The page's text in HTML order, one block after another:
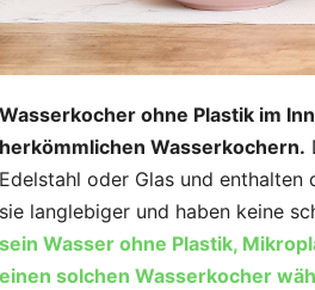
Wasserkocher ohne Plastik im
herkömmlichen Wasserkochern.
Edelstahl oder Glas und
sie langlebiger und haben keine
sein Wasser ohne Plastik,
einen solchen Wasserkocher